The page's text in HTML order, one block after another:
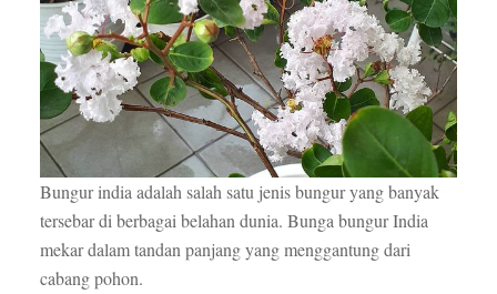
Bungur india adalah salah satu jenis bungur yang banyak
tersebar di berbagai belahan dunia. Bunga bungur India
mekar dalam tandan panjang yang menggantung dari
cabang pohon.